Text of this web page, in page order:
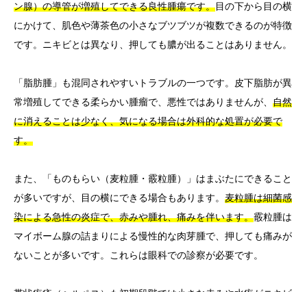
ン腺）の導管が増殖してできる良性腫瘍です。目の下から目の横
にかけて、肌色や薄茶色の小さなブツブツが複数できるのが特徴
です。ニキビとは異なり、押しても膿が出ることはありません。
「脂肪腫」も混同されやすいトラブルの一つです。皮下脂肪が異
常増殖してできる柔らかい腫瘤で、悪性ではありませんが、 自然
に消えることは少なく、気になる場合は外科的な処置が必要で
す。
また、「ものもらい（麦粒腫・霰粒腫）」はまぶたにできること
が多いですが、目の横にできる場合もあります。 麦粒腫は細菌感
染による急性の炎症で、赤みや腫れ、痛みを伴います。霰粒腫は
マイボーム腺の詰まりによる慢性的な肉芽腫で、押しても痛みが
ないことが多いです。これらは眼科での診察が必要です。